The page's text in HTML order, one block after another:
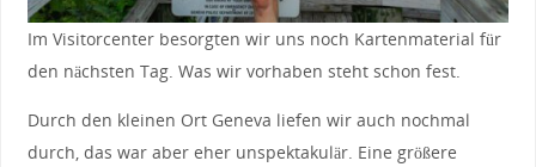
Im Visitorcenter besorgten wir uns noch Kartenmaterial für
den nächsten Tag. Was wir vorhaben steht schon fest.
Durch den kleinen Ort Geneva liefen wir auch nochmal
durch, das war aber eher unspektakulär. Eine größere